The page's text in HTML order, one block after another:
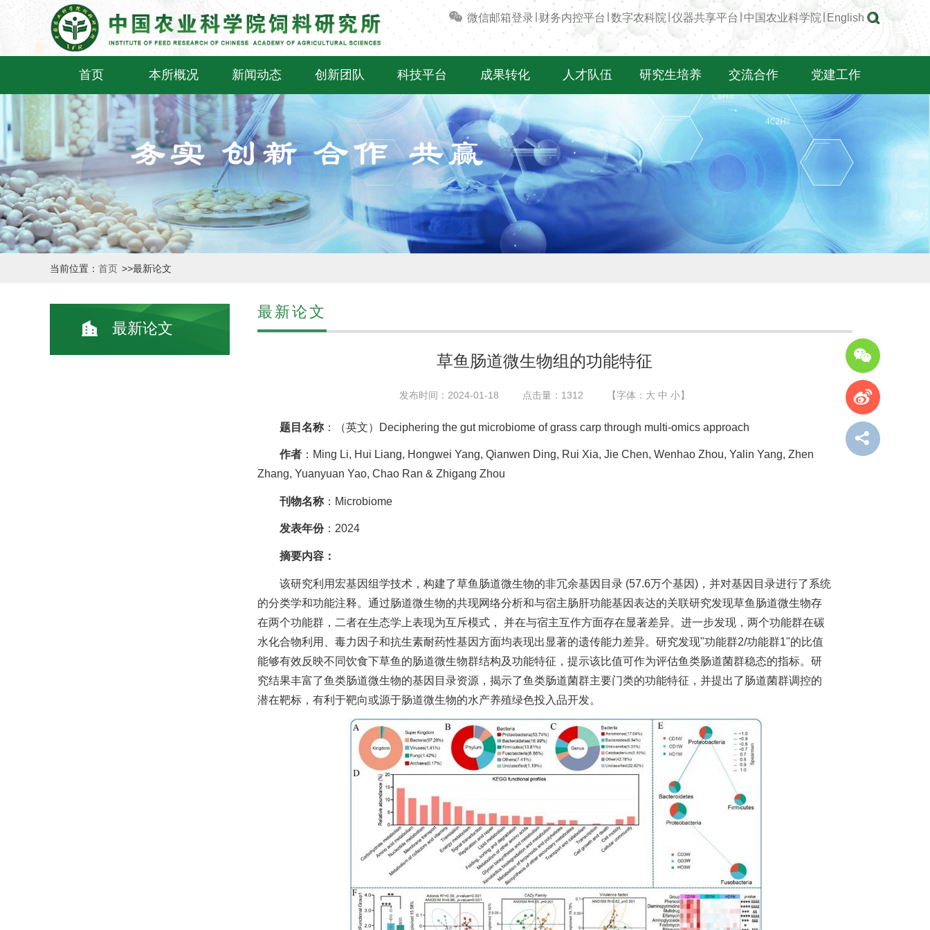
微信邮箱登录 ∣财务内控平台 ∣ 数字农科院 ∣仪器共享平台 ∣中国农业科学院 English
首页 本所概况 新闻动态 创新团队 科技平台 成果转化 人才队伍 研究生培养 交流合作 党建工作
当前位置： 首页 >>最新论文
最新论文
最新论文
草鱼肠道微生物组的功能特征
发布时间：2024-01-18 点击量： 1312 【字体： 大 中 小】
题目名称 ：（英文）Deciphering the gut microbiome of grass carp through multi-omics approach
作者 ：Ming Li, Hui Liang, Hongwei Yang, Qianwen Ding, Rui Xia, Jie Chen, Wenhao Zhou, Yalin Yang, Zhen
Zhang, Yuanyuan Yao, Chao Ran & Zhigang Zhou
刊物名称 ：Microbiome
发表年份：2024
摘要内容：
该研究利用宏基因组学技术，构建了草鱼肠道微生物的非冗余基因目录 (57.6万个基因)，并对基因目录进行了系统
的分类学和功能注释。通过肠道微生物的共现网络分析和与宿主肠肝功能基因表达的关联研究发现草鱼肠道微生物存
在两个功能群，二者在生态学上表现为互斥模式， 并在与宿主互作方面存在显著差异。进一步发现，两个功能群在碳
水化合物利用、毒力因子和抗生素耐药性基因方面均表现出显著的遗传能力差异。研究发现"功能群2/功能群1"的比值
能够有效反映不同饮食下草鱼的肠道微生物群结构及功能特征，提示该比值可作为评估鱼类肠道菌群稳态的指标。研
究结果丰富了鱼类肠道微生物的基因目录资源，揭示了鱼类肠道菌群主要门类的功能特征，并提出了肠道菌群调控的
潜在靶标，有利于靶向或源于肠道微生物的水产养殖绿色投入品开发。